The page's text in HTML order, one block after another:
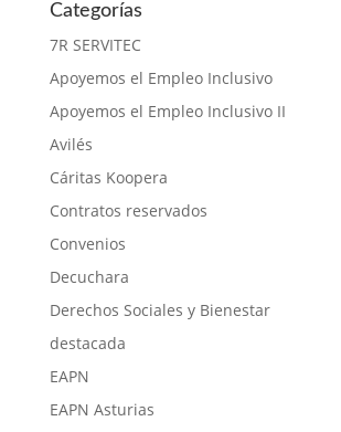
Categorías
7R SERVITEC
Apoyemos el Empleo Inclusivo
Apoyemos el Empleo Inclusivo II
Avilés
Cáritas Koopera
Contratos reservados
Convenios
Decuchara
Derechos Sociales y Bienestar
destacada
EAPN
EAPN Asturias